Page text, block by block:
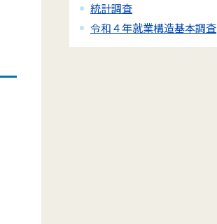
統計調査
令和４年就業構造基本調査